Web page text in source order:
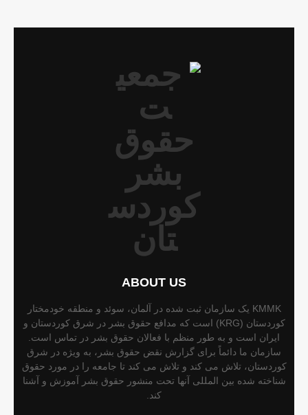
ABOUT US
KMMK یک سازمان ثبت شده در آلمان، سوئد و منطقه خودمختار
کوردستان (KRG) است که مدافع حقوق بشر در شرق کوردستان و
ایران است و به طور منظم با فعالان حقوق بشر در تماس است.
سازمان ما دائماً برای گزارش نقض حقوق بشر، به ویژه در شرق
کوردستان، تلاش می کند و تلاش می کند تا جامعه را در مورد حقوق
شناخته شده بین المللی آنها تحت منشور حقوق بشر آموزش و آشنا
کند.